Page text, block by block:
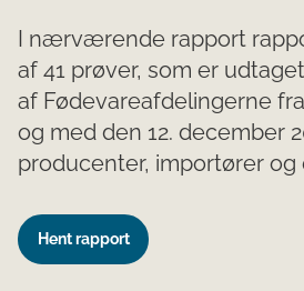
I nærværende rapport
af 41 prøver, som er
af Fødevareafdelingerne
og med den 12. december
producenter, importører og
Hent rapport